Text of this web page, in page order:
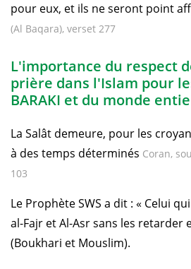
pour eux, et ils ne seront point
(Al Baqara), verset 277
L'importance du respect
prière dans l'Islam pour
BARAKI et du monde
La Salât demeure, pour les
à des temps déterminés Coran,
103
Le Prophète SWS a dit : « Celui
al-Fajr et Al-Asr sans les retarder
(Boukhari et Mouslim).